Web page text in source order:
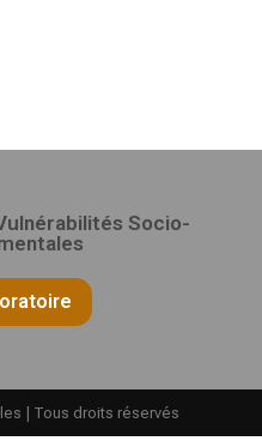
Socio-
| Tous droits réservés